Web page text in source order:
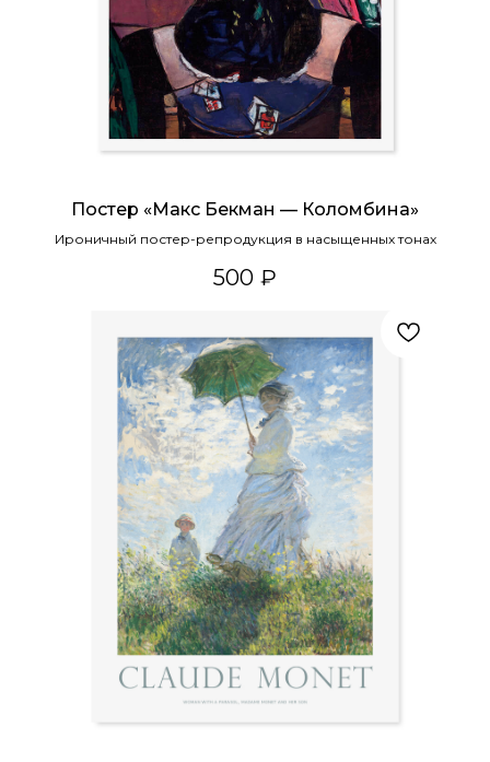
Постер «Макс Бекман — Коломбина»
Ироничный постер-репродукция в насыщенных тонах
500 ₽